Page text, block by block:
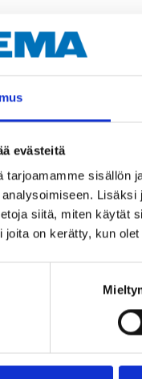
evästeitä
tarjoamamme sisällön
siitä, miten käytät
joita on kerätty, kun
information